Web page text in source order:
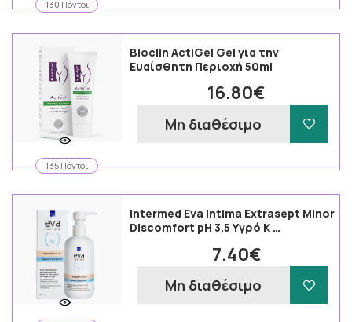
130 Πόντοι
135 Πόντοι
Bioclin ActiGel Gel για την
Ευαίσθητη Περιοχή 50ml
16.80€
Μη διαθέσιμο
Intermed Eva Intima Extrasept Minor
Discomfort pH 3.5 Υγρό Κ …
7.40€
Μη διαθέσιμο